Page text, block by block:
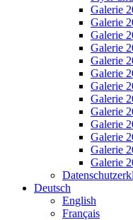
Galerie
Galerie
Galerie
Galerie
Galerie
Galerie
Galerie
Galerie
Galerie
Galerie
Galerie
Galerie
Galerie
Deutsch
English
Français